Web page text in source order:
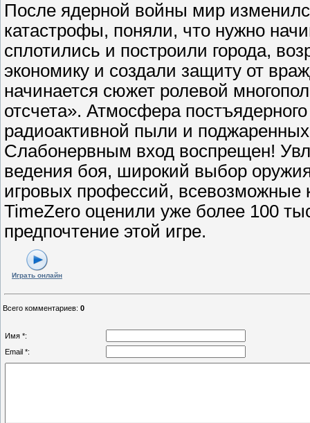
После ядерной войны мир
катастрофы, поняли, что нужно
сплотились и построили города,
экономику и создали защиту от
начинается сюжет ролевой
отсчета». Атмосфера
радиоактивной пыли и
Слабонервным вход воспрещен!
ведения боя, широкий выбор
игровых профессий, всевозможные
TimeZero оценили уже более 100
предпочтение этой игре.
Играть онлайн
Всего комментариев: 0
Имя *:
Email *: